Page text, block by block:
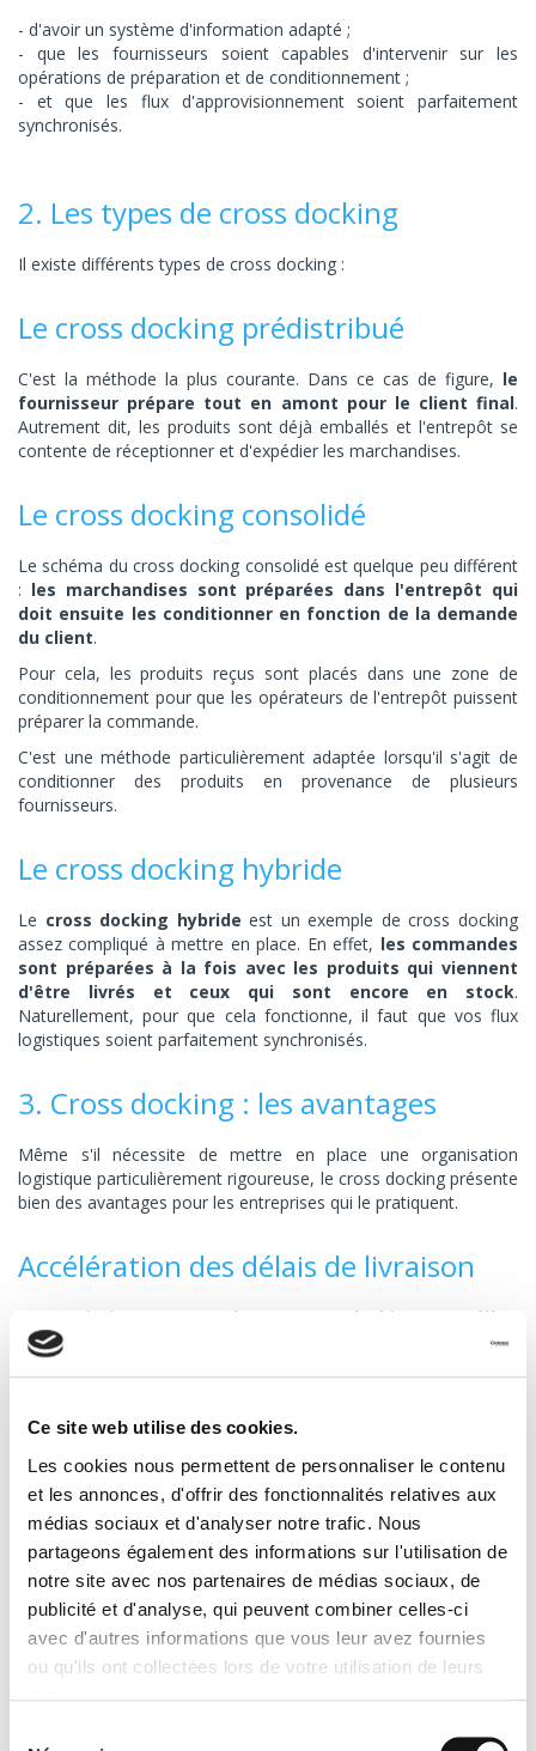
Ce site web utilise des cookies.
Les cookies nous permettent de personnaliser le contenu
et les annonces, d'offrir des fonctionnalités relatives aux
médias sociaux et d'analyser notre trafic. Nous
partageons également des informations sur l'utilisation de
notre site avec nos partenaires de médias sociaux, de
publicité et d'analyse, qui peuvent combiner celles-ci
avec d'autres informations que vous leur avez fournies
ou qu'ils ont collectées lors de votre utilisation de leurs
d'avoir un système d'information adapté ;
que les fournisseurs soient capables d'intervenir sur les
opérations de préparation et de conditionnement ;
et que les flux d'approvisionnement soient parfaitement
synchronisés.
2. Les types de cross docking
Il existe différents types de cross docking :
Le cross docking prédistribué
C'est la méthode la plus courante. Dans ce cas de figure, le
fournisseur prépare tout en amont pour le client final.
Autrement dit, les produits sont déjà emballés et l'entrepôt se
contente de réceptionner et d'expédier les marchandises.
Le cross docking consolidé
Le schéma du cross docking consolidé est quelque peu différent
: les marchandises sont préparées dans l'entrepôt qui
doit ensuite les conditionner en fonction de la demande
du client.
Pour cela, les produits reçus sont placés dans une zone de
conditionnement pour que les opérateurs de l'entrepôt puissent
préparer la commande.
C'est une méthode particulièrement adaptée lorsqu'il s'agit de
conditionner des produits en provenance de plusieurs
fournisseurs.
Le cross docking hybride
Le cross docking hybride est un exemple de cross docking
assez compliqué à mettre en place. En effet, les commandes
sont préparées à la fois avec les produits qui viennent
d'être livrés et ceux qui sont encore en stock.
Naturellement, pour que cela fonctionne, il faut que vos flux
logistiques soient parfaitement synchronisés.
3. Cross docking : les avantages
Même s'il nécessite de mettre en place une organisation
logistique particulièrement rigoureuse, le cross docking présente
bien des avantages pour les entreprises qui le pratiquent.
Accélération des délais de livraison
C'est évident, mais le cross docking accélère
significativement les délais de livraison
. En effet, en
éliminant les étapes du picking, du stockage et, dans certains
compter que le « passage à quai » est très rapide. Résultat : les
colis partent plus vite chez le transporteur et,in fine, chez le
client, pour la plus grande satisfaction de ce dernier.
Gain d’espace dans les entrepôts
Comme les entreprises pratiquant le cross docking n'ont plus
besoin d'espace de stockage aussi important qu’avant, cela
permet à l'entrepôt de gagner de la place et d'offrir ses services
à un plus grand nombre de clients.
Diminution des coûts logistiques